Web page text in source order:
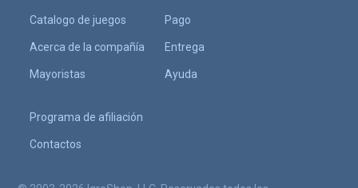
Catalogo de juegos
Acerca de la compañía
Mayoristas
Pago
Entrega
Ayuda
Programa de afiliación
Contactos